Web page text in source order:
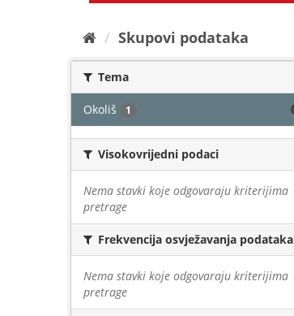
Skupovi podаtаkа
Tema
Okoliš 1
Visokovrijedni podaci
Nema stavki koje odgovaraju kriterijima
pretrage
Frekvencija osvježavanja podataka
Nema stavki koje odgovaraju kriterijima
pretrage